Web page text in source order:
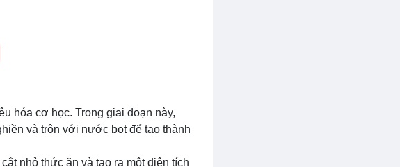
hóa cơ học. Trong giai đoạn này,
và trộn với nước bọt để tạo thành
nhỏ thức ăn và tạo ra một diện tích